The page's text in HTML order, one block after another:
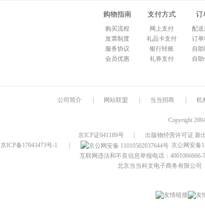
购物指南
购买流程
发票制度
服务协议
会员优惠
支付方式
网上支付
礼品卡支付
银行转账
礼券支付
订
配
订单
自
自
公司简介 网站联盟 当当招商 机
Copyright
京ICP证041189号 出版物经营许可证 新
京ICP备17043473号-1
京公网安备
互联网违法和不良信息举报电话：4001066666-
北京当当科文电子商务有限公司